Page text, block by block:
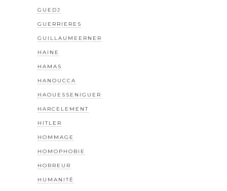
GUEDJ
GUERRIERES
GUILLAUMEERNER
HAINE
HAMAS
HANOUCCA
HAOUESSENIGUER
HARCELEMENT
HITLER
HOMMAGE
HOMOPHOBIE
HORREUR
HUMANITÉ